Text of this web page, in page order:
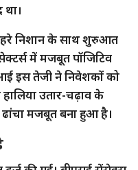
हरे निशान के साथ शुरुआत
में मजबूत पॉजिटिव
इस तेजी ने निवेशकों को
उतार-चढ़ाव के
ढांचा मजबूत बना हुआ है।